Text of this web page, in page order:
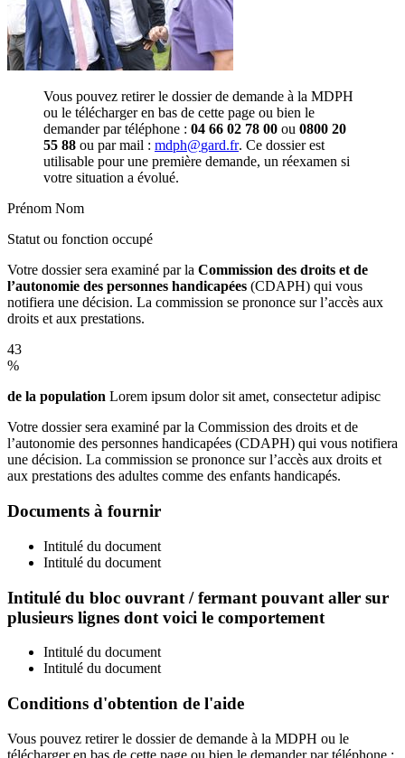
Vous pouvez retirer le dossier de demande à la MDPH
ou le télécharger en bas de cette page ou bien le
demander par téléphone : 04 66 02 78 00 ou 0800 20
55 88 ou par mail : mdph@gard.fr. Ce dossier est
utilisable pour une première demande, un réexamen si
votre situation a évolué.
Prénom Nom
Statut ou fonction occupé
Votre dossier sera examiné par la Commission des droits et de
l’autonomie des personnes handicapées (CDAPH) qui vous
notifiera une décision. La commission se prononce sur l’accès aux
droits et aux prestations.
43
%
de la population Lorem ipsum dolor sit amet, consectetur adipisc
Votre dossier sera examiné par la Commission des droits et de
l’autonomie des personnes handicapées (CDAPH) qui vous notifiera
une décision. La commission se prononce sur l’accès aux droits et
aux prestations des adultes comme des enfants handicapés.
Documents à fournir
Intitulé du document
Intitulé du document
Intitulé du bloc ouvrant / fermant pouvant aller sur
plusieurs lignes dont voici le comportement
Intitulé du document
Intitulé du document
Conditions d'obtention de l'aide
Vous pouvez retirer le dossier de demande à la MDPH ou le
télécharger en bas de cette page ou bien le demander par téléphone :